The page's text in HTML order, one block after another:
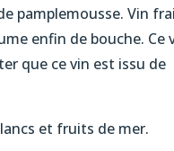
pamplemousse. Vin
enfin de bouche. Ce
que ce vin est issu de
et fruits de mer.